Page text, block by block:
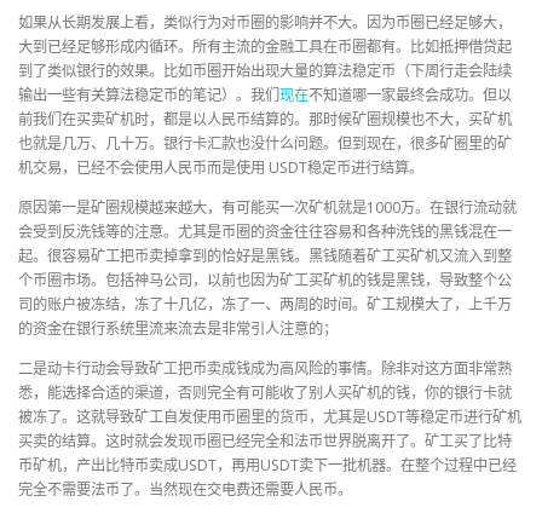
如果从长期发展上看，类似行为对币圈的影响并不大。因为币圈已经足够大，
大到已经足够形成内循环。所有主流的金融工具在币圈都有。比如抵押借贷起
到了类似银行的效果。比如币圈开始出现大量的算法稳定币（下周行走会陆续
输出一些有关算法稳定币的笔记）。我们现在不知道哪一家最终会成功。但以
前我们在买卖矿机时，都是以人民币结算的。那时候矿圈规模也不大，买矿机
也就是几万、几十万。银行卡汇款也没什么问题。但到现在，很多矿圈里的矿
机交易，已经不会使用人民币而是使用 USDT稳定币进行结算。
原因第一是矿圈规模越来越大，有可能买一次矿机就是1000万。在银行流动就
会受到反洗钱等的注意。尤其是币圈的资金往往容易和各种洗钱的黑钱混在一
起。很容易矿工把币卖掉拿到的恰好是黑钱。黑钱随着矿工买矿机又流入到整
个币圈市场。包括神马公司，以前也因为矿工买矿机的钱是黑钱，导致整个公
司的账户被冻结，冻了十几亿，冻了一、两周的时间。矿工规模大了，上千万
的资金在银行系统里流来流去是非常引人注意的；
二是动卡行动会导致矿工把币卖成钱成为高风险的事情。除非对这方面非常熟
悉，能选择合适的渠道，否则完全有可能收了别人买矿机的钱，你的银行卡就
被冻了。这就导致矿工自发使用币圈里的货币，尤其是USDT等稳定币进行矿机
买卖的结算。这时就会发现币圈已经完全和法币世界脱离开了。矿工买了比特
币矿机，产出比特币卖成USDT，再用USDT卖下一批机器。在整个过程中已经
完全不需要法币了。当然现在交电费还需要人民币。